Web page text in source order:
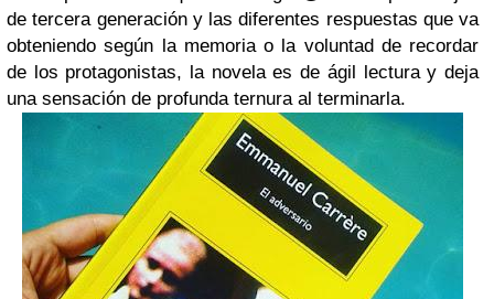
de tercera generación y las diferentes respuestas que va
obteniendo según la memoria o la voluntad de recordar
de los protagonistas, la novela es de ágil lectura y deja
una sensación de profunda ternura al terminarla.